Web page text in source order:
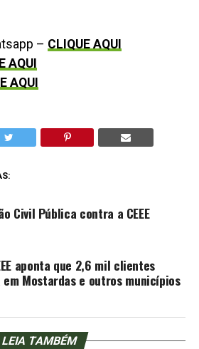
– CLIQUE AQUI
AQUI
AQUI
Civil Pública contra a CEEE
aponta que 2,6 mil clientes
Mostardas e outros municípios
LEIA TAMBÉM